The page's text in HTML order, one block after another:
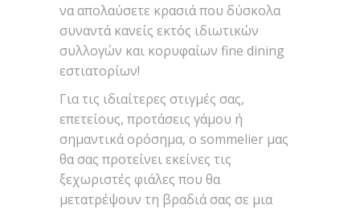
να απολαύσετε κρασιά που δύσκολα
συναντά κανείς εκτός ιδιωτικών
συλλογών και κορυφαίων fine dining
εστιατορίων!
Για τις ιδιαίτερες στιγμές σας,
επετείους, προτάσεις γάμου ή
σημαντικά ορόσημα, ο sommelier μας
θα σας προτείνει εκείνες τις
ξεχωριστές φιάλες που θα
μετατρέψουν τη βραδιά σας σε μια